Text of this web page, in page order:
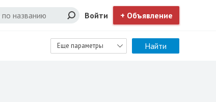
Войти + Объявление
Еще параметры Найти